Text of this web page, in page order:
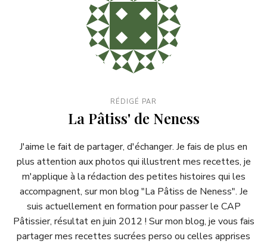
RÉDIGÉ PAR
La Pâtiss' de Neness
J'aime le fait de partager, d'échanger. Je fais de plus en
plus attention aux photos qui illustrent mes recettes, je
m'applique à la rédaction des petites histoires qui les
accompagnent, sur mon blog "La Pâtiss de Neness". Je
suis actuellement en formation pour passer le CAP
Pâtissier, résultat en juin 2012 ! Sur mon blog, je vous fais
partager mes recettes sucrées perso ou celles apprises